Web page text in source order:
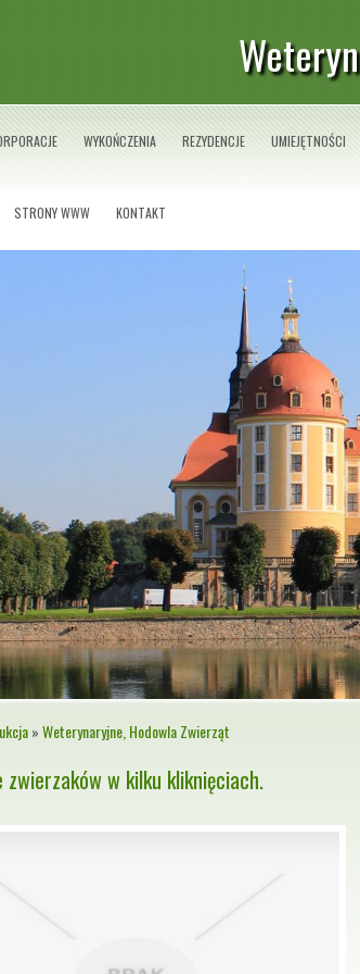
WYKOŃCZENIA REZYDENCJE UMIEJĘTNOŚCI
STRONY WWW KONTAKT
»Weterynaryjne, Hodowla Zwierząt
zwierzaków w kilku kliknięciach.